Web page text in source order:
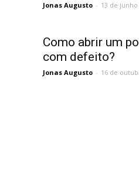
Jonas Augusto - 13 de junho
Como abrir um
com defeito?
Jonas Augusto - 16 de